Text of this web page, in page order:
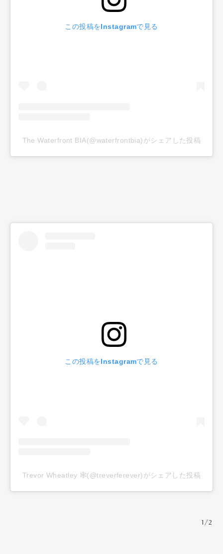
この投稿をInstagramで見る
The Waterfront BIA(@waterfrontbia)がシェアした投稿
この投稿をInstagramで見る
Trevor Wheatley 🕸(@treverferever)がシェアした投稿
1/2